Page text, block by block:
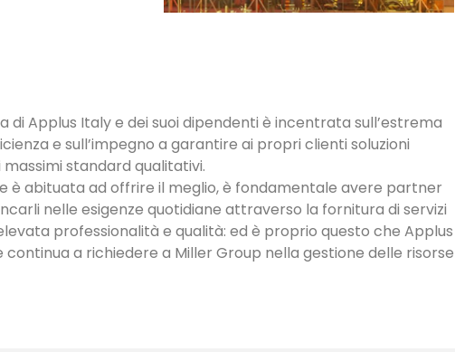
di Applus Italy e dei suoi dipendenti è incentrata sull’estrema
e sull’impegno a garantire ai propri clienti soluzioni
standard qualitativi.
è abituata ad offrire il meglio, è fondamentale avere partner
nelle esigenze quotidiane attraverso la fornitura di servizi
professionalità e qualità: ed è proprio questo che Applus
continua a richiedere a Miller Group nella gestione delle risorse